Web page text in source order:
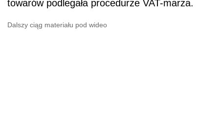
towarów podlegała procedurze VAT-marża.
Dalszy ciąg materiału pod wideo